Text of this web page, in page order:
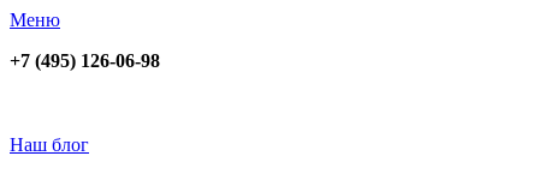
Меню
+7 (495) 126-06-98
Наш блог